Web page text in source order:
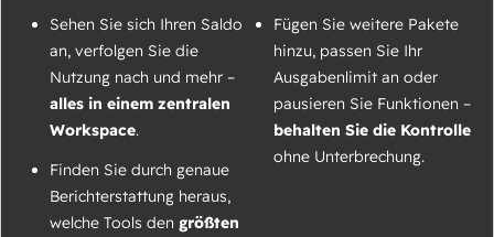
Sehen Sie sich Ihren Saldo
an, verfolgen Sie die
Nutzung nach und mehr –
alles in einem zentralen
Workspace.
Finden Sie durch genaue
Berichterstattung heraus,
welche Tools den größten
Fügen Sie weitere Pakete
hinzu, passen Sie Ihr
Ausgabenlimit an oder
pausieren Sie Funktionen –
behalten Sie die Kontrolle
ohne Unterbrechung.